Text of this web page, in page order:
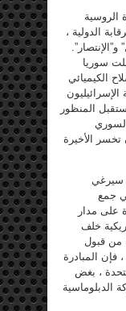
الروسية
الدولية ،
سوريا
الكيميائي
المنظور
تخسر الأخيرة
سيرغي
جمع
مدار
خلف
من قبول
فإن المبادرة
، بغض
الدبلوماسية